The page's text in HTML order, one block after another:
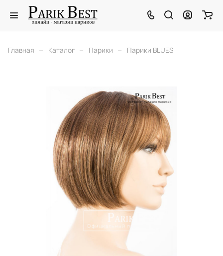
Главная – Каталог – Парики – Парики BLUES